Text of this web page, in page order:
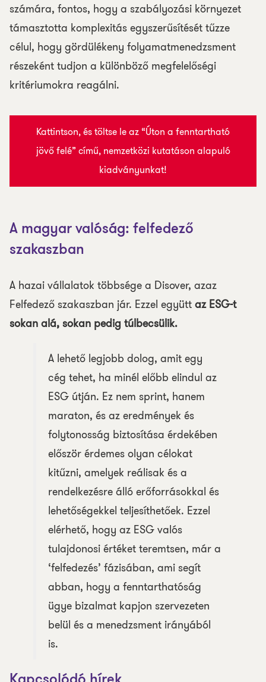
számára, fontos, hogy a szabályozási környezet
támasztotta komplexitás egyszerűsítését tűzze
célul, hogy gördülékeny folyamatmenedzsment
részeként tudjon a különböző megfelelőségi
kritériumokra reagálni.
Kattintson, és töltse le az “Úton a fenntartható
jövő felé” című, nemzetközi kutatáson alapuló
kiadványunkat!
A magyar valóság: felfedező
szakaszban
A hazai vállalatok többsége a Disover, azaz
Felfedező szakaszban jár. Ezzel együttaz ESG-t
sokan alá, sokan pedig túlbecsülik.
A lehető legjobb dolog, amit egy
cég tehet, ha minél előbb elindul az
ESG útján. Ez nem sprint, hanem
maraton, és az eredmények és
folytonosság biztosítása érdekében
először érdemes olyan célokat
kitűzni, amelyek reálisak és a
rendelkezésre álló erőforrásokkal és
lehetőségekkel teljesíthetőek. Ezzel
elérhető, hogy az ESG valós
tulajdonosi értéket teremtsen, már a
‘felfedezés’ fázisában, ami segít
abban, hogy a fenntarthatóság
ügye bizalmat kapjon szervezeten
belül és a menedzsment irányából
is.